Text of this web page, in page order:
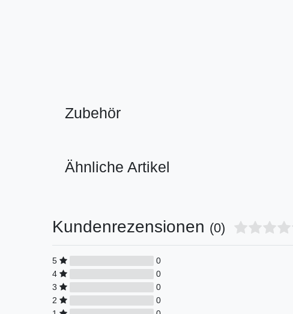
Zubehör
Ähnliche Artikel
Kundenrezensionen (0)
5
0
4
0
3
0
2
0